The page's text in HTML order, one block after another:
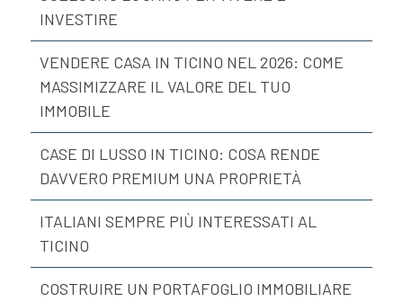
INVESTIRE
VENDERE CASA IN TICINO NEL 2026: COME
MASSIMIZZARE IL VALORE DEL TUO
IMMOBILE
CASE DI LUSSO IN TICINO: COSA RENDE
DAVVERO PREMIUM UNA PROPRIETÀ
ITALIANI SEMPRE PIÙ INTERESSATI AL
TICINO
COSTRUIRE UN PORTAFOGLIO IMMOBILIARE